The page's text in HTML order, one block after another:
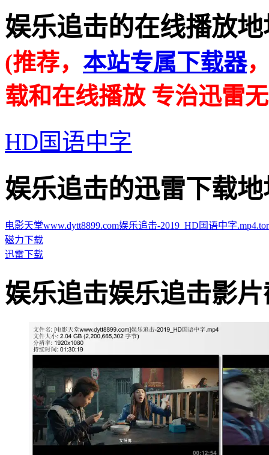
娱乐追击的在线播放地
(推荐， 本站专属下载器
载和在线播放 专治迅雷
HD国语中字
娱乐追击的迅雷下载地
电影天堂www.dytt8899.com娱乐追击-2019_HD国语中字
磁力下载
迅雷下载
娱乐追击娱乐追击影片